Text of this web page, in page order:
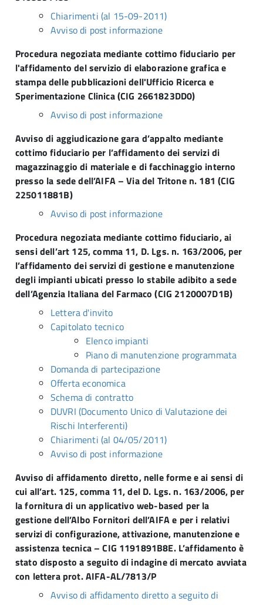
Chiarimenti (al 15-09-2011)
Avviso di post informazione
Procedura negoziata mediante cottimo fiduciario per
l'affidamento del servizio di elaborazione grafica e
stampa delle pubblicazioni dell'Ufficio Ricerca e
Sperimentazione Clinica (CIG 2661823DD0)
Avviso di post informazione
Avviso di aggiudicazione gara d’appalto mediante
cottimo fiduciario per l’affidamento dei servizi di
magazzinaggio di materiale e di facchinaggio interno
presso la sede dell’AIFA – Via del Tritone n. 181 (CIG
225011881B)
Avviso di post informazione
Procedura negoziata mediante cottimo fiduciario, ai
sensi dell’art 125, comma 11, D. Lgs. n. 163/2006, per
l’affidamento dei servizi di gestione e manutenzione
degli impianti ubicati presso lo stabile adibito a sede
dell’Agenzia Italiana del Farmaco (CIG 2120007D1B)
Lettera d'invito
Capitolato tecnico
Elenco impianti
Piano di manutenzione programmata
Domanda di partecipazione
Offerta economica
Schema di contratto
DUVRI (Documento Unico di Valutazione dei
Rischi Interferenti)
Chiarimenti (al 04/05/2011)
Avviso di post informazione
Avviso di affidamento diretto, nelle forme e ai sensi di
cui all’art. 125, comma 11, del D. Lgs. n. 163/2006, per
la fornitura di un applicativo web-based per la
gestione dell’Albo Fornitori dell’AIFA e per i relativi
servizi di configurazione, attivazione, manutenzione e
assistenza tecnica – CIG 1191891B8E. L’affidamento è
stato disposto a seguito di indagine di mercato avviata
con lettera prot. AIFA-AL/7813/P
Avviso di affidamento diretto a seguito di